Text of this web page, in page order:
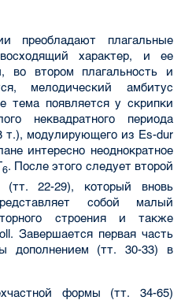
преобладают плагальные
характер, и ее
во втором плагальность и
мелодический амбитус
тема появляется у скрипки
неквадратного периода
т.), модулирующего из Es-dur
интересно неоднократное
6. После этого следует второй
22-29), который вновь
собой малый
строения и также
Завершается первая часть
дополнением (тт. 30-33) в
формы (тт. 34-65)